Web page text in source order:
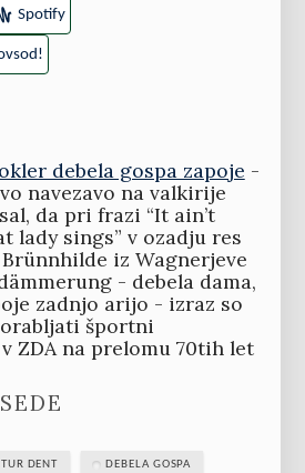
Spotify
debela gospa zapoje -
navezavo na valkirije
da pri frazi “It ain’t
lady sings” v ozadju res
iz Wagnerjeve
- debela dama,
zadnjo arijo - izraz so
športni
ZDA na prelomu 70tih let
DENT DEBELA GOSPA